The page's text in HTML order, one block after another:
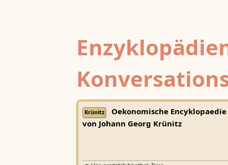
Krünitz
Oekonomische Encyklopaedie
von Johann Georg Krünitz